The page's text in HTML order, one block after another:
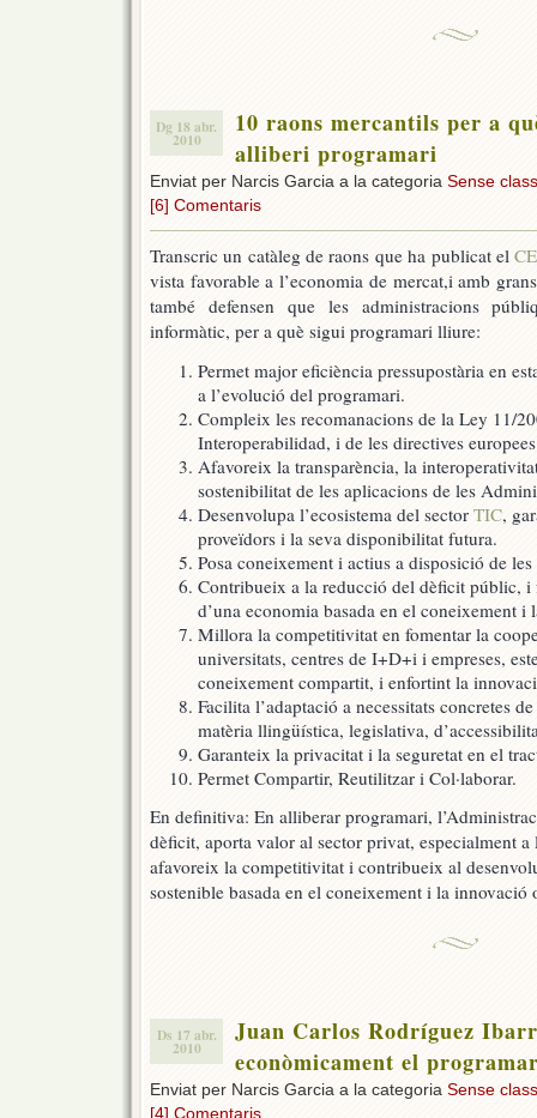
Dg 18 abr.
2010
10 raons mercantils per a
alliberi programari
Enviat per Narcis Garcia a la categoria Sense
[6] Comentaris
Transcric un catàleg de raons que ha publicat el
vista favorable a l’economia de mercat,i amb
també defensen que les administracions
informàtic, per a què sigui programari lliure:
Permet major eficiència pressupostària en
a l’evolució del programari.
Compleix les recomanacions de la Ley 11/
Interoperabilidad, i de les directives
Afavoreix la transparència, la
sostenibilitat de les aplicacions de les
Desenvolupa l’ecosistema del sector TIC,
proveïdors i la seva disponibilitat futura.
Posa coneixement i actius a disposició de les
Contribueix a la reducció del dèficit públic, i
d’una economia basada en el coneixement i
Millora la competitivitat en fomentar la
universitats, centres de I+D+i i empreses,
coneixement compartit, i enfortint la
Facilita l’adaptació a necessitats concretes
matèria llingüística, legislativa,
Garanteix la privacitat i la seguretat en el
Permet Compartir, Reutilitzar i Col·laborar.
En definitiva: En alliberar programari,
dèficit, aporta valor al sector privat, especialment a
afavoreix la competitivitat i contribueix al
sostenible basada en el coneixement i la innovació
Ds 17 abr.
2010
Juan Carlos Rodríguez
econòmicament el
Enviat per Narcis Garcia a la categoria Sense
[4] Comentaris